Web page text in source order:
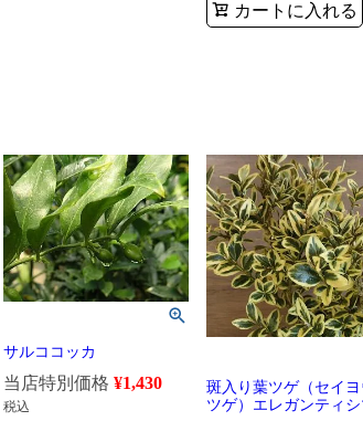
カートに入れる
サルココッカ
当店特別価格 ¥1,430
税込
斑入り葉ツゲ（セイヨ
ツゲ）エレガンティシ